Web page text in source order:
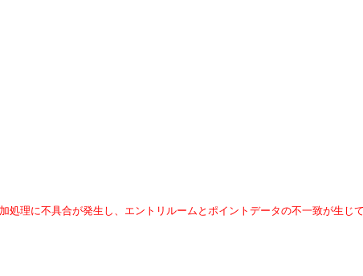
理に不具合が発生し、エントリルームとポイントデータの不一致が生じ